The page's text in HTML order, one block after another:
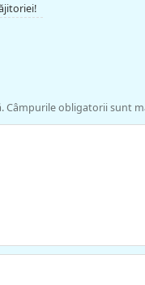
Câmpurile obligatorii sunt